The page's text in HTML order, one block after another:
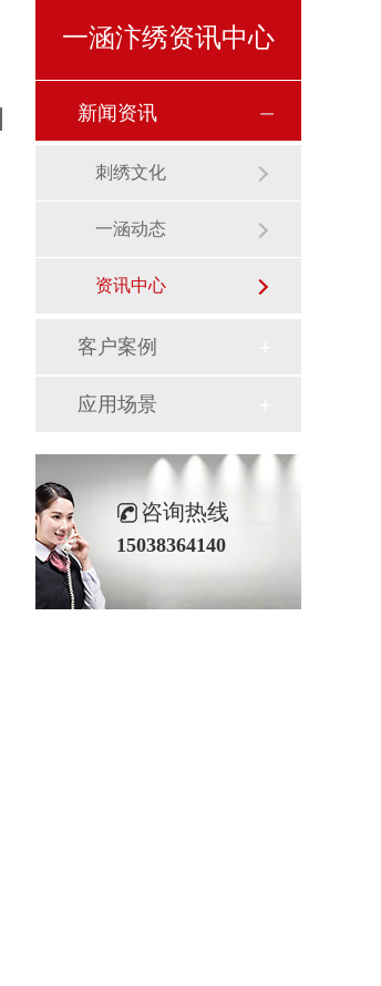
一涵汴绣资讯中心
新闻资讯
刺绣文化
一涵动态
资讯中心
客户案例
应用场景
咨询热线
15038364140